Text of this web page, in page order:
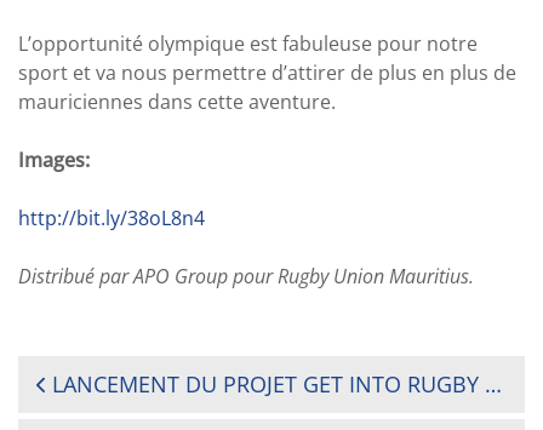
L’opportunité olympique est fabuleuse pour notre
sport et va nous permettre d’attirer de plus en plus de
mauriciennes dans cette aventure.
Images:
http://bit.ly/38oL8n4
Distribué par APO Group pour Rugby Union Mauritius.
NAVIGATION
LANCEMENT DU PROJET GET INTO RUGBY (GIR) NORD PAR LA FORMATION DES FORMATEURS